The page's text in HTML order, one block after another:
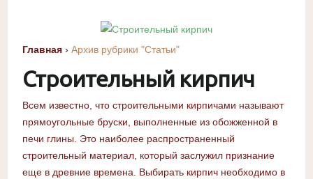
Главная › Архив рубрики "Статьи"
Строительный кирпич
Всем известно, что строительными кирпичами называют
прямоугольные бруски, выполненные из обожженной в
печи глины. Это наиболее распространенный
строительный материал, который заслужил признание
еще в древние времена. Выбирать кирпич необходимо в